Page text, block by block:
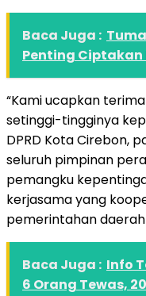
Baca Juga :
Penting Ciptakan
“Kami ucapkan
setinggi-tingginya
DPRD Kota Cirebon,
seluruh pimpinan
pemangku
kerjasama yang
pemerintahan daerah
Baca Juga : Info
6 Orang Tewas,